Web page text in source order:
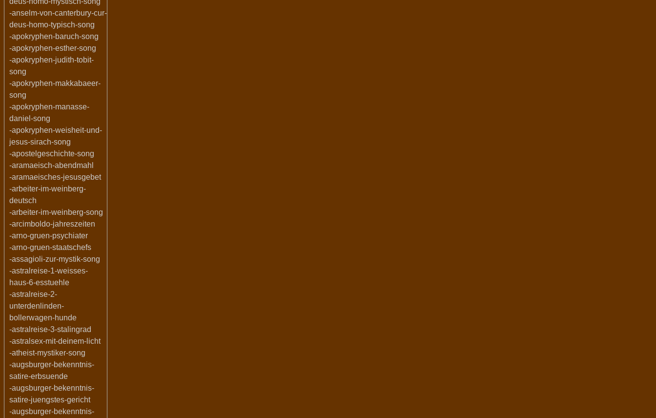
-anselm-von-canterbury-cur-
deus-homo-typisch-song
-apokryphen-baruch-song
-apokryphen-esther-song
-apokryphen-judith-tobit-
song
-apokryphen-makkabaeer-
song
-apokryphen-manasse-
daniel-song
-apokryphen-weisheit-und-
jesus-sirach-song
-apostelgeschichte-song
-aramaeisch-abendmahl
-aramaeisches-jesusgebet
-arbeiter-im-weinberg-
deutsch
-arbeiter-im-weinberg-song
-arcimboldo-jahreszeiten
-arno-gruen-psychiater
-arno-gruen-staatschefs
-assagioli-zur-mystik-song
-astralreise-1-weisses-
haus-6-esstuehle
-astralreise-2-
unterdenlinden-
bollerwagen-hunde
-astralreise-3-stalingrad
-astralsex-mit-deinem-licht
-atheist-mystiker-song
-augsburger-bekenntnis-
satire-erbsuende
-augsburger-bekenntnis-
satire-juengstes-gericht
-augsburger-bekenntnis-